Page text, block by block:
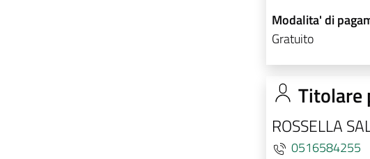
Modalita' di
Gratuito
Titolare
ROSSELLA
0516584255